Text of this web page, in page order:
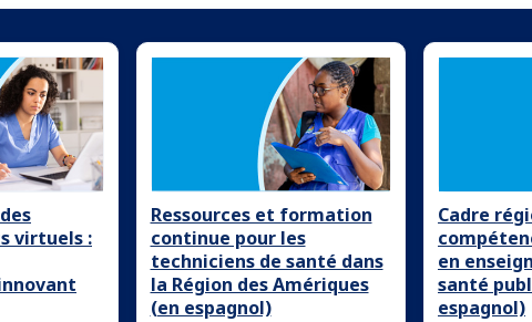
virtuels :
Ressources et formation
continue pour les
techniciens de santé dans
la Région des Amériques
(en espagnol)
Cadre
en
santé
espagnol)